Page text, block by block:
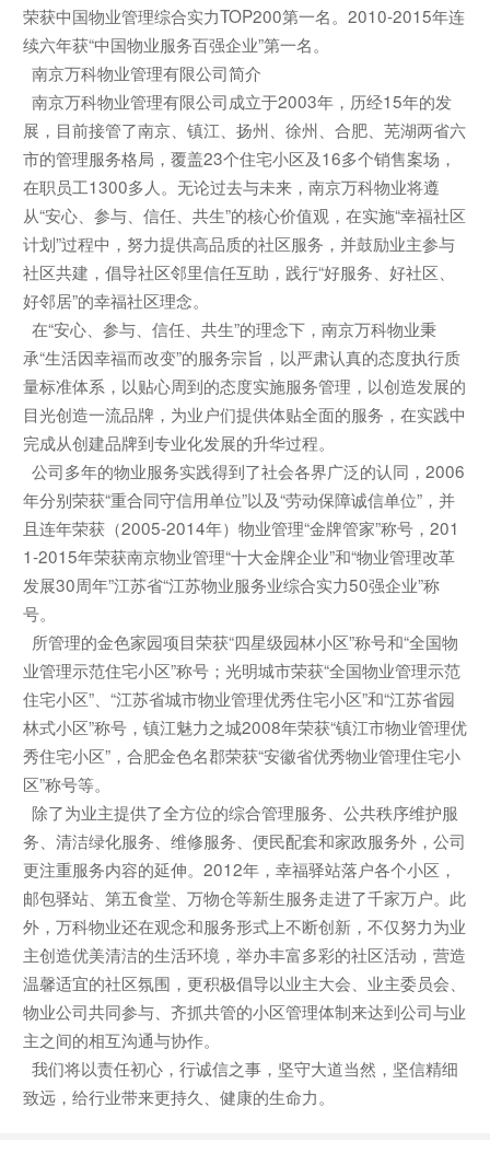
荣获中国物业管理综合实力TOP200第一名。2010-2015年连
续六年获“中国物业服务百强企业”第一名。
南京万科物业管理有限公司简介
南京万科物业管理有限公司成立于2003年，历经15年的发
展，目前接管了南京、镇江、扬州、徐州、合肥、芜湖两省六
市的管理服务格局，覆盖23个住宅小区及16多个销售案场，
在职员工1300多人。无论过去与未来，南京万科物业将遵
从“安心、参与、信任、共生”的核心价值观，在实施“幸福社区
计划”过程中，努力提供高品质的社区服务，并鼓励业主参与
社区共建，倡导社区邻里信任互助，践行“好服务、好社区、
好邻居”的幸福社区理念。
在“安心、参与、信任、共生”的理念下，南京万科物业秉
承“生活因幸福而改变”的服务宗旨，以严肃认真的态度执行质
量标准体系，以贴心周到的态度实施服务管理，以创造发展的
目光创造一流品牌，为业户们提供体贴全面的服务，在实践中
完成从创建品牌到专业化发展的升华过程。
公司多年的物业服务实践得到了社会各界广泛的认同，2006
年分别荣获“重合同守信用单位”以及“劳动保障诚信单位”，并
且连年荣获（2005-2014年）物业管理“金牌管家”称号，201
1-2015年荣获南京物业管理“十大金牌企业”和“物业管理改革
发展30周年”江苏省“江苏物业服务业综合实力50强企业”称
号。
所管理的金色家园项目荣获“四星级园林小区”称号和“全国物
业管理示范住宅小区”称号；光明城市荣获“全国物业管理示范
住宅小区”、“江苏省城市物业管理优秀住宅小区”和“江苏省园
林式小区”称号，镇江魅力之城2008年荣获“镇江市物业管理优
秀住宅小区”，合肥金色名郡荣获“安徽省优秀物业管理住宅小
区”称号等。
除了为业主提供了全方位的综合管理服务、公共秩序维护服
务、清洁绿化服务、维修服务、便民配套和家政服务外，公司
更注重服务内容的延伸。2012年，幸福驿站落户各个小区，
邮包驿站、第五食堂、万物仓等新生服务走进了千家万户。此
外，万科物业还在观念和服务形式上不断创新，不仅努力为业
主创造优美清洁的生活环境，举办丰富多彩的社区活动，营造
温馨适宜的社区氛围，更积极倡导以业主大会、业主委员会、
物业公司共同参与、齐抓共管的小区管理体制来达到公司与业
主之间的相互沟通与协作。
我们将以责任初心，行诚信之事，坚守大道当然，坚信精细
致远，给行业带来更持久、健康的生命力。